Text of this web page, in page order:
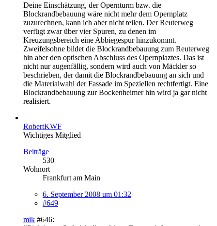
Deine Einschätzung, der Opernturm bzw. die
Blockrandbebauung wäre nicht mehr dem Opernplatz
zuzurechnen, kann ich aber nicht teilen. Der Reuterweg
verfügt zwar über vier Spuren, zu denen im
Kreuzungsbereich eine Abbiegespur hinzukommt.
Zweifelsohne bildet die Blockrandbebauung zum Reuterweg
hin aber den optischen Abschluss des Opernplaztes. Das ist
nicht nur augenfällig, sondern wird auch von Mäckler so
beschrieben, der damit die Blockrandbebauung an sich und
die Materialwahl der Fassade im Speziellen rechtfertigt. Eine
Blockrandbebauung zur Bockenheimer hin wird ja gar nicht
realisiert.
RobertKWF
Wichtiges Mitglied
Beiträge
530
Wohnort
Frankfurt am Main
6. September 2008 um 01:32
#649
mik #646: